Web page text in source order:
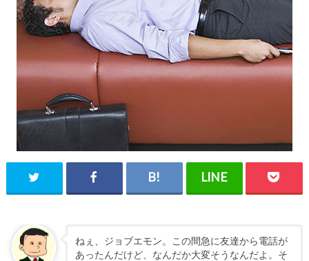
ねぇ、ジョブエモン。この間急に友達から電話が
あったんだけど、なんだか大変そうなんだよ。そ